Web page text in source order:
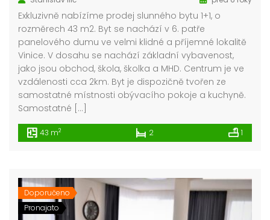
Exkluzivně nabízíme prodej slunného bytu 1+1, o
rozměrech 43 m2. Byt se nachází v 6. patře
panelového dumu ve velmi klidné a příjemné lokalitě
Vinice. V dosahu se nachází základní vybavenost,
jako jsou obchod, škola, školka a MHD. Centrum je ve
vzdálenosti cca 2km. Byt je dispozičně tvořen ze
samostatné místnosti obývacího pokoje a kuchyně.
Samostatné […]
43 m2 2 1
Doporučeno
Pronajato